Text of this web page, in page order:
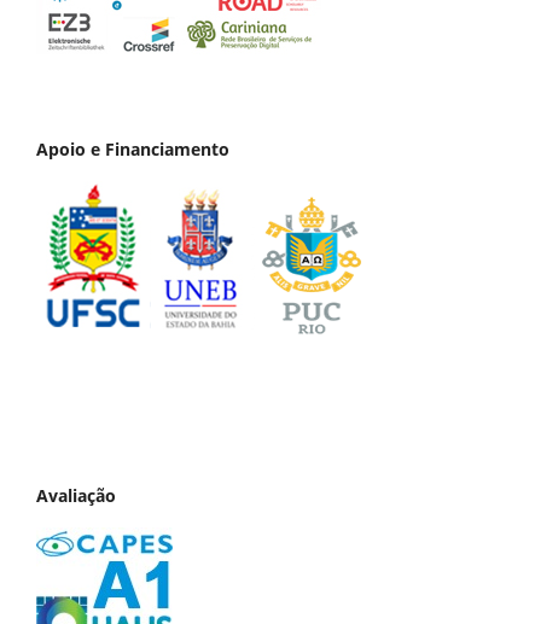
Apoio e Financiamento
Avaliação